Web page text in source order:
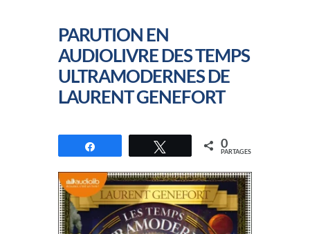
PARUTION EN
AUDIOLIVRE DES TEMPS
ULTRAMODERNES DE
LAURENT GENEFORT
Tweetez 0
PARTAGES